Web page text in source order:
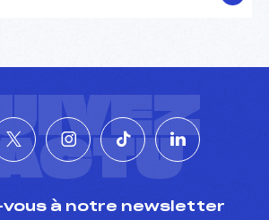
à notre newsletter